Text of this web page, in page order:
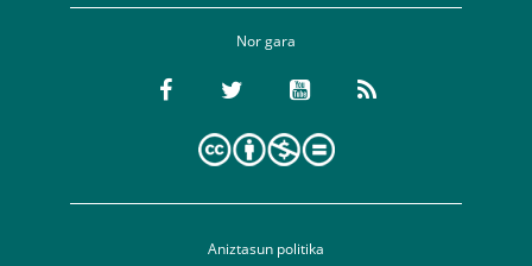
Nor gara
Aniztasun politika